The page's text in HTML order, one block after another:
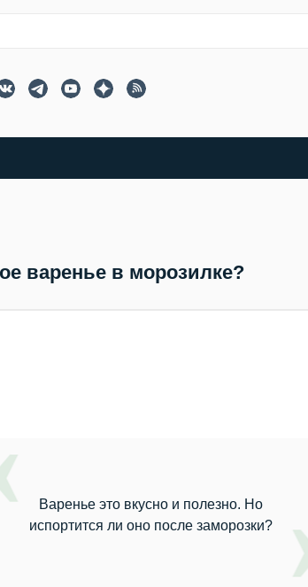
варенье в морозилке?
Варенье это вкусно и полезно. Но
испортится ли оно после заморозки?